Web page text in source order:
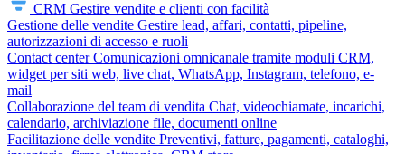
CRM Gestire vendite e clienti con facilità
Gestione delle vendite Gestire lead, affari, contatti, pipeline,
autorizzazioni di accesso e ruoli
Contact center Comunicazioni omnicanale tramite moduli CRM,
widget per siti web, live chat, WhatsApp, Instagram, telefono, e-
mail
Collaborazione del team di vendita Chat, videochiamate, incarichi,
calendario, archiviazione file, documenti online
Facilitazione delle vendite Preventivi, fatture, pagamenti, cataloghi,